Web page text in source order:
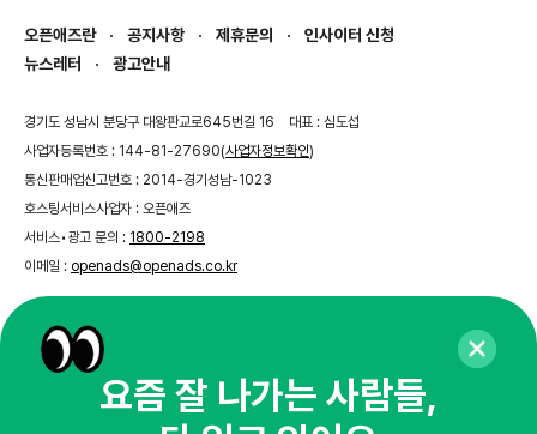
오픈애즈란 공지사항 제휴문의
인사이터 신청
뉴스레터
광고안내
경기도 성남시 분당구 대왕판교로645번길 16
대표 : 심도섭
사업자등록번호 : 144-81-27690(사업자정보확인)
통신판매업신고번호 : 2014-경기성남-1023
호스팅서비스사업자 : 오픈애즈
서비스•광고 문의 : 1800-2198
이메일 : openads@openads.co.kr
이용약관개인정보처리방침
threadkakaotalk
요즘 잘 나가는 사람들,